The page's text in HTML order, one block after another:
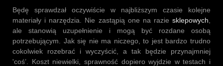
Będę sprawdzał oczywiście w najbliższym czasie kolejne
materiały i narzędzia. Nie zastąpią one na razie sklepowych
ale stanowią uzupełnienie i mogą być rozdane osobą
potrzebującym. Jak się nie ma niczego, to jest bardzo trudno
cokolwiek rozebrać i wyczyścić, a tak będzie przynajmniej
'coś’. Koszt niewielki, sprawność dopiero wyjdzie w testach i